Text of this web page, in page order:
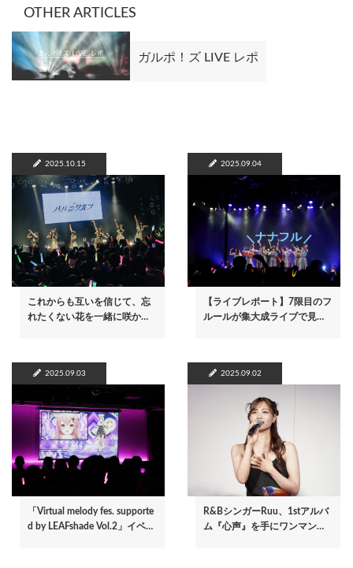
OTHER ARTICLES
ガルポ！ズ LIVE レポ
2025.10.15
これからも互いを信じて、忘
れたくない花を一緒に咲か…
2025.09.04
【ライブレポート】7限目のフ
ルールが集大成ライブで見…
2025.09.03
「Virtual melody fes. supporte
d by LEAFshade Vol.2」イベ…
2025.09.02
R&BシンガーRuu、1stアルバ
ム『心声』を手にワンマン…